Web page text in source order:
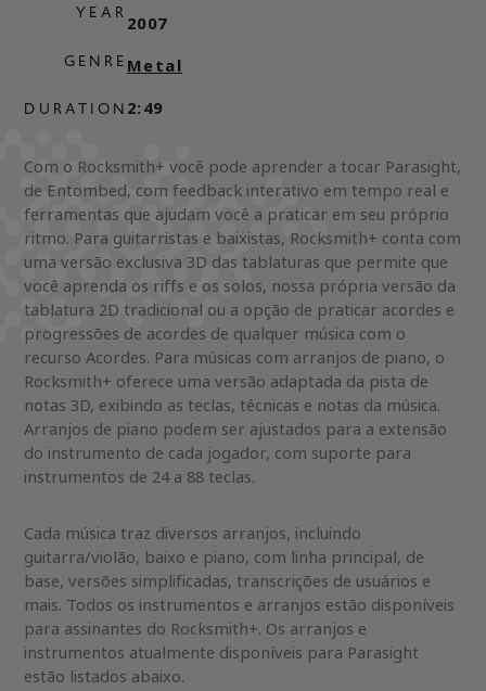
YEAR
GENRE
DURATION
2007
Metal
2:49
Com o Rocksmith+ você pode aprender a tocar Parasight,
de Entombed, com feedback interativo em tempo real e
ferramentas que ajudam você a praticar em seu próprio
ritmo. Para guitarristas e baixistas, Rocksmith+ conta com
uma versão exclusiva 3D das tablaturas que permite que
você aprenda os riffs e os solos, nossa própria versão da
tablatura 2D tradicional ou a opção de praticar acordes e
progressões de acordes de qualquer música com o
recurso Acordes. Para músicas com arranjos de piano, o
Rocksmith+ oferece uma versão adaptada da pista de
notas 3D, exibindo as teclas, técnicas e notas da música.
Arranjos de piano podem ser ajustados para a extensão
do instrumento de cada jogador, com suporte para
instrumentos de 24 a 88 teclas.
Cada música traz diversos arranjos, incluindo
guitarra/violão, baixo e piano, com linha principal, de
base, versões simplificadas, transcrições de usuários e
mais. Todos os instrumentos e arranjos estão disponíveis
para assinantes do Rocksmith+. Os arranjos e
instrumentos atualmente disponíveis para Parasight
estão listados abaixo.